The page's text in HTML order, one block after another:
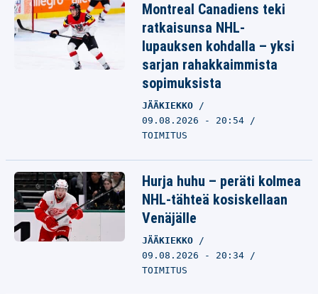
Montreal Canadiens teki
ratkaisunsa NHL-
lupauksen kohdalla – yksi
sarjan rahakkaimmista
sopimuksista
JÄÄKIEKKO
09.08.2026 - 20:54
TOIMITUS
Hurja huhu – peräti kolmea
NHL-tähteä kosiskellaan
Venäjälle
JÄÄKIEKKO
09.08.2026 - 20:34
TOIMITUS